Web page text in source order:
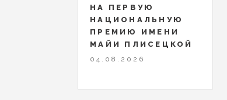
НА ПЕРВУЮ
НАЦИОНАЛЬНУЮ
ПРЕМИЮ ИМЕНИ
МАЙИ ПЛИСЕЦКОЙ
04.08.2026